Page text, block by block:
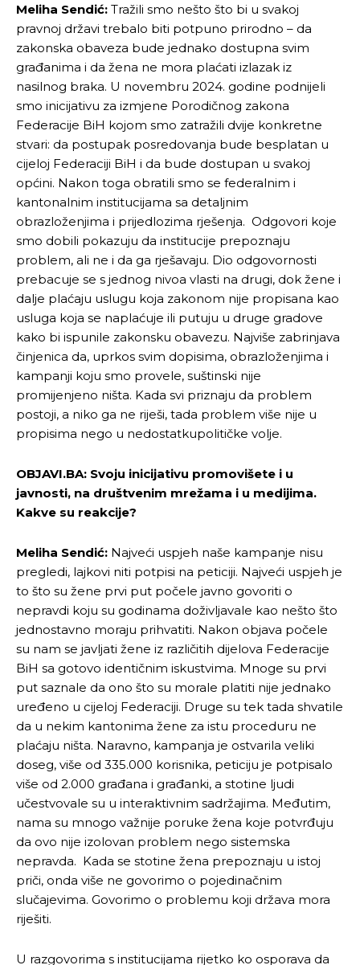
Meliha Sendić: Tražili smo nešto što bi u svakoj
pravnoj državi trebalo biti potpuno prirodno – da
zakonska obaveza bude jednako dostupna svim
građanima i da žena ne mora plaćati izlazak iz
nasilnog braka. U novembru 2024. godine podnijeli
smo inicijativu za izmjene Porodičnog zakona
Federacije BiH kojom smo zatražili dvije konkretne
stvari: da postupak posredovanja bude besplatan u
cijeloj Federaciji BiH i da bude dostupan u svakoj
općini. Nakon toga obratili smo se federalnim i
kantonalnim institucijama sa detaljnim
obrazloženjima i prijedlozima rješenja. Odgovori koje
smo dobili pokazuju da institucije prepoznaju
problem, ali ne i da ga rješavaju. Dio odgovornosti
prebacuje se s jednog nivoa vlasti na drugi, dok žene i
dalje plaćaju uslugu koja zakonom nije propisana kao
usluga koja se naplaćuje ili putuju u druge gradove
kako bi ispunile zakonsku obavezu. Najviše zabrinjava
činjenica da, uprkos svim dopisima, obrazloženjima i
kampanji koju smo provele, suštinski nije
promijenjeno ništa. Kada svi priznaju da problem
postoji, a niko ga ne riješi, tada problem više nije u
propisima nego u nedostatkupolitičke volje.
OBJAVI.BA: Svoju inicijativu promovišete i u
javnosti, na društvenim mrežama i u medijima.
Kakve su reakcije?
Meliha Sendić: Najveći uspjeh naše kampanje nisu
pregledi, lajkovi niti potpisi na peticiji. Najveći uspjeh je
to što su žene prvi put počele javno govoriti o
nepravdi koju su godinama doživljavale kao nešto što
jednostavno moraju prihvatiti. Nakon objava počele
su nam se javljati žene iz različitih dijelova Federacije
BiH sa gotovo identičnim iskustvima. Mnoge su prvi
put saznale da ono što su morale platiti nije jednako
uređeno u cijeloj Federaciji. Druge su tek tada shvatile
da u nekim kantonima žene za istu proceduru ne
plaćaju ništa. Naravno, kampanja je ostvarila veliki
doseg, više od 335.000 korisnika, peticiju je potpisalo
više od 2.000 građana i građanki, a stotine ljudi
učestvovale su u interaktivnim sadržajima. Međutim,
nama su mnogo važnije poruke žena koje potvrđuju
da ovo nije izolovan problem nego sistemska
nepravda. Kada se stotine žena prepoznaju u istoj
priči, onda više ne govorimo o pojedinačnim
slučajevima. Govorimo o problemu koji država mora
riješiti.
U razgovorima s institucijama rijetko ko osporava da